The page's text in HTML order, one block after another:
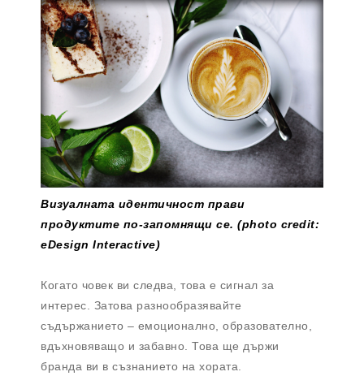
Визуалната идентичност прави
продуктите по-запомнящи се. (photo credit:
eDesign Interactive)
Когато човек ви следва, това е сигнал за
интерес. Затова разнообразявайте
съдържанието – емоционално, образователно,
вдъхновяващо и забавно. Това ще държи
бранда ви в съзнанието на хората.